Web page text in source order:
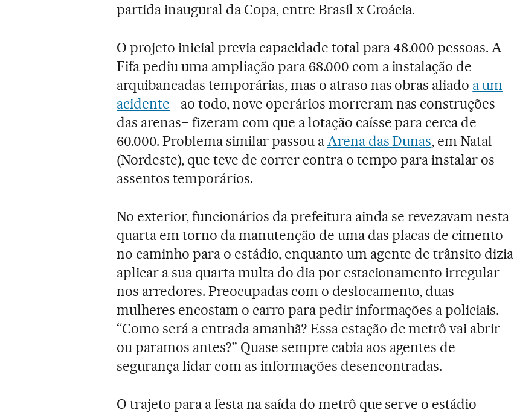
partida inaugural da Copa, entre Brasil x Croácia.
O projeto inicial previa capacidade total para 48.000 pessoas. A
Fifa pediu uma ampliação para 68.000 com a instalação de
arquibancadas temporárias, mas o atraso nas obras aliado a um
acidente –ao todo, nove operários morreram nas construções
das arenas– fizeram com que a lotação caísse para cerca de
60.000. Problema similar passou aArena das Dunas, em Natal
(Nordeste), que teve de correr contra o tempo para instalar os
assentos temporários.
No exterior, funcionários da prefeitura ainda se revezavam nesta
quarta em torno da manutenção de uma das placas de cimento
no caminho para o estádio, enquanto um agente de trânsito dizia
aplicar a sua quarta multa do dia por estacionamento irregular
nos arredores. Preocupadas com o deslocamento, duas
mulheres encostam o carro para pedir informações a policiais.
“Como será a entrada amanhã? Essa estação de metrô vai abrir
ou paramos antes?” Quase sempre cabia aos agentes de
segurança lidar com as informações desencontradas.
O trajeto para a festa na saída do metrô que serve o estádio